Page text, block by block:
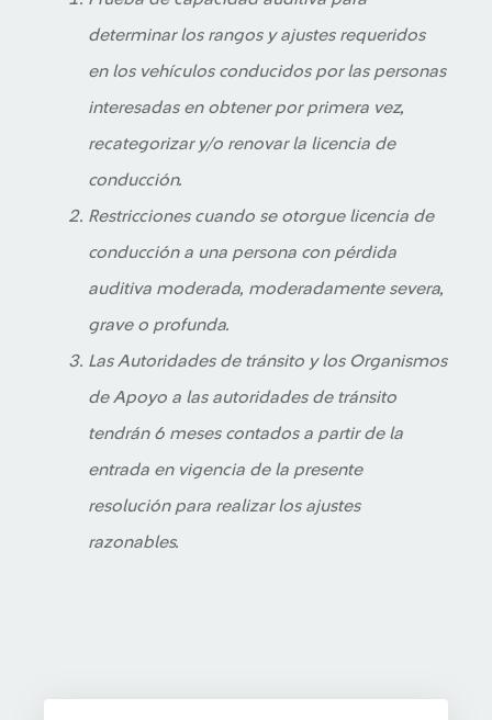
determinar los rangos y ajustes requeridos
en los vehículos conducidos por las personas
interesadas en obtener por primera vez,
recategorizar y/o renovar la licencia de
conducción.
Restricciones cuando se otorgue licencia de
conducción a una persona con pérdida
auditiva moderada, moderadamente severa,
grave o profunda.
Las Autoridades de tránsito y los Organismos
de Apoyo a las autoridades de tránsito
tendrán 6 meses contados a partir de la
entrada en vigencia de la presente
resolución para realizar los ajustes
razonables.